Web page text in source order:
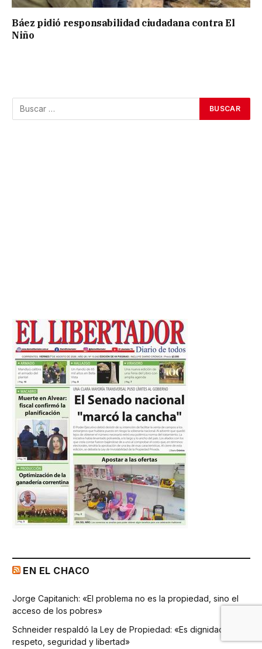
Báez pidió responsabilidad ciudadana contra El
Niño
EN EL CHACO
Jorge Capitanich: «El problema no es la propiedad, sino el
acceso de los pobres»
Schneider respaldó la Ley de Propiedad: «Es dignidad,
respeto, seguridad y libertad»